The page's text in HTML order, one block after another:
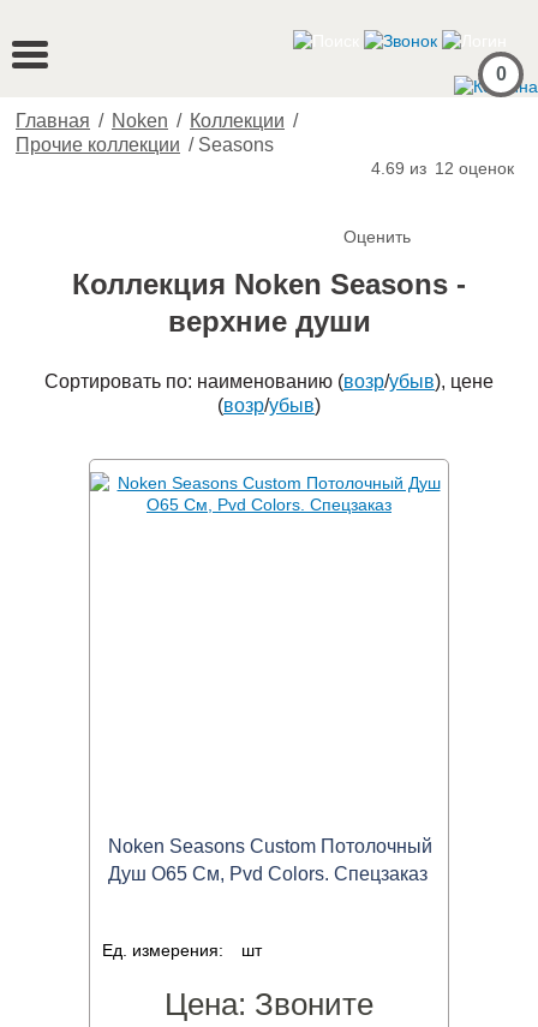
0
Главная / Noken / Коллекции /
Прочие коллекции / Seasons
4.69 из 12 оценок
Оценить
Коллекция Noken Seasons -
верхние души
Сортировать по: наименованию (возр/убыв), цене
(возр/убыв)
Noken Seasons Custom Потолочный
Душ O65 См, Pvd Colors. Спецзаказ
Ед. измерения: шт
Цена: Звоните